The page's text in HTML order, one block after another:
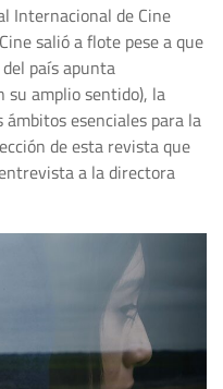
Internacional de Cine
salió a flote pese a que
país apunta
amplio sentido), la
esenciales para la
de esta revista que
a la directora